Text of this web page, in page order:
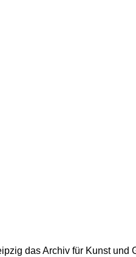
das Archiv für Kunst und